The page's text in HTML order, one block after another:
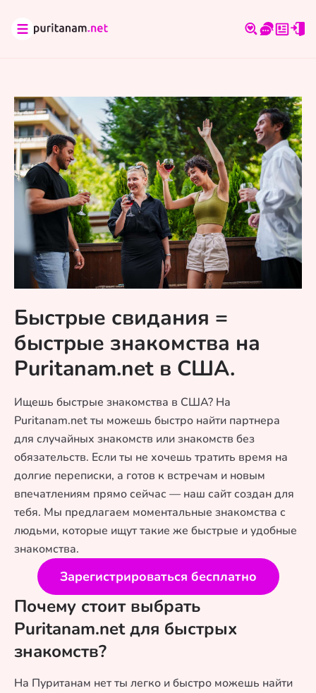
Быстрые свидания =
быстрые знакомства на
Puritanam.net в США.
Ищешь быстрые знакомства в США? На
Puritanam.net ты можешь быстро найти партнера
для случайных знакомств или знакомств без
обязательств. Если ты не хочешь тратить время на
долгие переписки, а готов к встречам и новым
впечатлениям прямо сейчас — наш сайт создан для
тебя. Мы предлагаем моментальные знакомства с
людьми, которые ищут такие же быстрые и удобные
знакомства.
Зарегистрироваться бесплатно
Почему стоит выбрать
Puritanam.net для быстрых
знакомств?
На Пуританам нет ты легко и быстро можешь найти